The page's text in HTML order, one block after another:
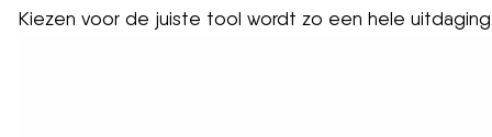
Kiezen voor de juiste tool wordt zo een hele